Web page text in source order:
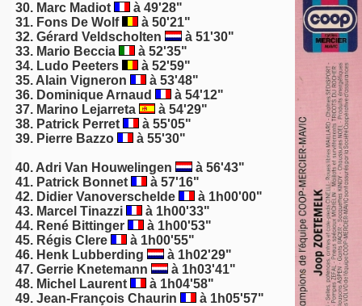
30. Marc Madiot
à 49'28"
31. Fons De Wolf
à 50'21"
32. Gérard Veldscholten
à 51'30"
33. Mario Beccia
à 52'35"
34. Ludo Peeters
à 52'59"
35. Alain Vigneron
à 53'48"
36. Dominique Arnaud
à 54'12"
37. Marino Lejarreta
à 54'29"
38. Patrick Perret
à 55'05"
39. Pierre Bazzo
à 55'30"
40. Adri Van Houwelingen
à 56'43"
41. Patrick Bonnet
à 57'16"
42. Didier Vanoverschelde
à 1h00'00"
43. Marcel Tinazzi
à 1h00'33"
44. René Bittinger
à 1h00'53"
45. Régis Clere
à 1h00'55"
46. Henk Lubberding
à 1h02'29"
47. Gerrie Knetemann
à 1h03'41"
48. Michel Laurent
à 1h04'58"
49. Jean-François Chaurin
à 1h05'57"